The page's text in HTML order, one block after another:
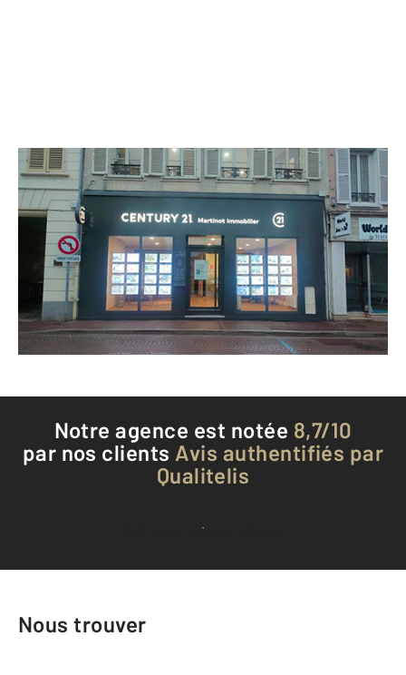
CENTURY 21 Martinot Immobilier
60 rue Jean Jaurès
MONTEREAU FAULT YONNE - 77130
Envoyer un message
Téléphoner à l'agence
Notre agence est notée 8,7/10
par nos clients Avis authentifiés par
Qualitelis
Voir tous les avis clients
Nous trouver